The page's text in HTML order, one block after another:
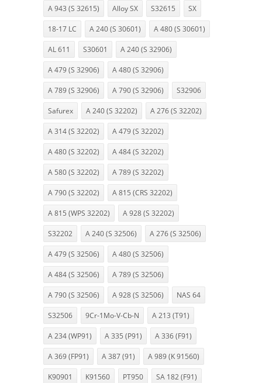
A 943 (S 32615) Alloy SX S32615 SX
18-17 LC A 240 (S 30601) A 480 (S 30601)
AL 611 S30601 A 240 (S 32906)
A 479 (S 32906) A 480 (S 32906)
A 789 (S 32906) A 790 (S 32906) S32906
Safurex A 240 (S 32202) A 276 (S 32202)
A 314 (S 32202) A 479 (S 32202)
A 480 (S 32202) A 484 (S 32202)
A 580 (S 32202) A 789 (S 32202)
A 790 (S 32202) A 815 (CRS 32202)
A 815 (WPS 32202) A 928 (S 32202)
S32202 A 240 (S 32506) A 276 (S 32506)
A 479 (S 32506) A 480 (S 32506)
A 484 (S 32506) A 789 (S 32506)
A 790 (S 32506) A 928 (S 32506) NAS 64
S32506 9Cr-1Mo-V-Cb-N A 213 (T91)
A 234 (WP91) A 335 (P91) A 336 (F91)
A 369 (FP91) A 387 (91) A 989 (K 91560)
K90901 K91560 PT950 SA 182 (F91)